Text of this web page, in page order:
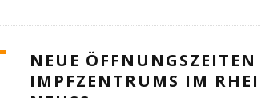
NEUE ÖFFNUNGSZEITEN
IMPFZENTRUMS IM